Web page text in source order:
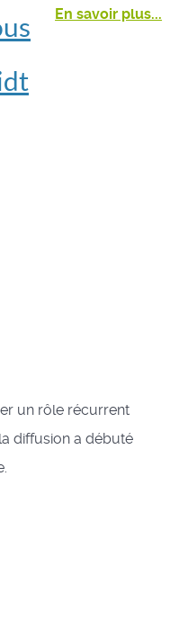
En savoir plus...
un rôle récurrent
diffusion a débuté